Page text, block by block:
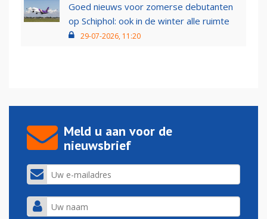
Goed nieuws voor zomerse debutanten
op Schiphol: ook in de winter alle ruimte
29-07-2026, 11:20
Meld u aan voor de
nieuwsbrief